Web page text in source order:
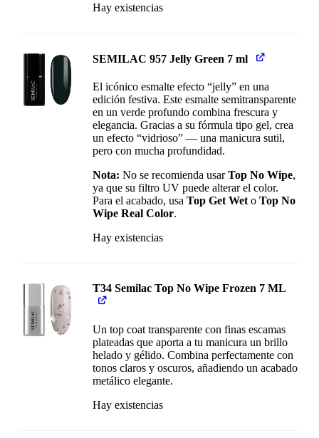
Hay existencias
SEMILAC 957 Jelly Green 7 ml
El icónico esmalte efecto “jelly” en una
edición festiva. Este esmalte semitransparente
en un verde profundo combina frescura y
elegancia. Gracias a su fórmula tipo gel, crea
un efecto “vidrioso” — una manicura sutil,
pero con mucha profundidad.
Nota: No se recomienda usarTop No Wipe,
ya que su filtro UV puede alterar el color.
Para el acabado, usaTop Get Weto Top No
Wipe Real Color.
Hay existencias
T34 Semilac Top No Wipe Frozen 7 ML
Un top coat transparente con finas escamas
plateadas que aporta a tu manicura un brillo
helado y gélido. Combina perfectamente con
tonos claros y oscuros, añadiendo un acabado
metálico elegante.
Hay existencias